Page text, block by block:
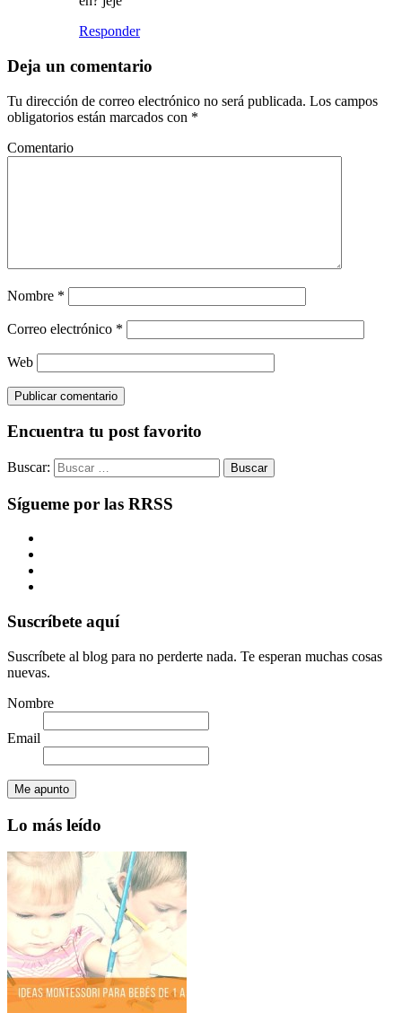
Responder
Deja un comentario
Tu dirección de correo electrónico no será publicada. Los campos
obligatorios están marcados con *
Comentario
Nombre *
Correo electrónico *
Web
Encuentra tu post favorito
Buscar:
Sígueme por las RRSS
Suscríbete aquí
Suscríbete al blog para no perderte nada. Te esperan muchas cosas
nuevas.
Nombre
Email
Lo más leído